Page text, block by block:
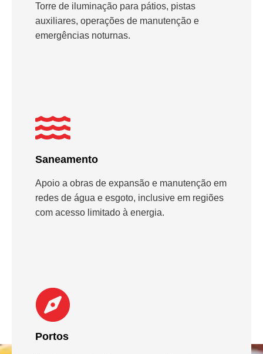
Torre de iluminação para pátios, pistas
auxiliares, operações de manutenção e
emergências noturnas.
Saneamento
Apoio a obras de expansão e manutenção em
redes de água e esgoto, inclusive em regiões
com acesso limitado à energia.
Portos